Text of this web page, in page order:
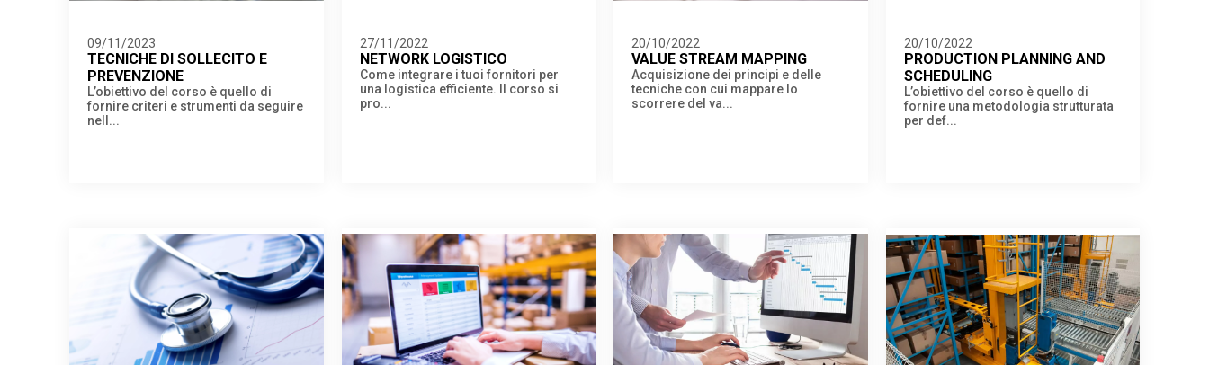
09/11/2023
TECNICHE DI SOLLECITO E
PREVENZIONE
L’obiettivo del corso è quello di
fornire criteri e strumenti da seguire
nell...
27/11/2022
NETWORK LOGISTICO
Come integrare i tuoi fornitori per
una logistica efficiente. Il corso si
pro...
20/10/2022
VALUE STREAM MAPPING
Acquisizione dei principi e delle
tecniche con cui mappare lo
scorrere del va...
20/10/2022
PRODUCTION PLANNING AND
SCHEDULING
L’obiettivo del corso è quello di
fornire una metodologia strutturata
per def...